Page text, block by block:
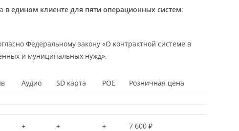
в едином клиенте для пяти операционных систем:
Федеральному закону «О контрактной системе в
и муниципальных нужд».
Аудио SD карта POE Розничная цена
+ + + 7 600 ₽